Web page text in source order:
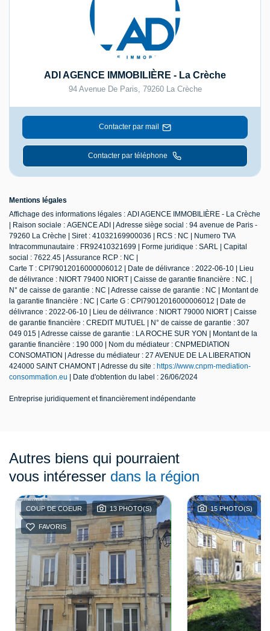
ADI AGENCE IMMOBILIÈRE - La Crèche
94 Avenue De Paris, 79260 La Crèche
Contacter par mail
Contacter par téléphone
Mentions légales
Affichage des informations légales : ADI AGENCE IMMOBILIÈRE - La Crèche
| Raison sociale : AGENCE ADI | Adresse siège social : 94 avenue de Paris -
79260 La Crèche | Siret : 41032169900036 | RCS : NC | Numero TVA
Intracommunautaire : FR92410321699 | Forme juridique : SARL | Capital
social : 7622.45 | Assurance RCP : NC |
Carte T : CPI79012016000006012 | Date de délivrance : 2022-06-10 | Lieu
de délivrance : NIORT 79400 NIORT | Caisse de garantie financière : NC. |
N° de caisse de garantie : NC | Adresse caisse de garantie : NC | Montant de
la garantie financière : NC | Carte G : CPI79012016000006012 | Date de
délivrance : 2022-06-10 | Lieu de délivrance : NIORT 79000 NIORT | Caisse
de garantie financière : CREDIT MUTUEL | N° de caisse de garantie : 307
049 015 | Adresse caisse de garantie : LA ROCHE SUR YON | Montant de la
garantie financière : 190 000 | Nom du médiateur : CNPMEDIATION
CONSOMATION | Adresse du médiateur : 27 AVENUE DE LA LIBERATION
424000 SAINT CHAMONT | Adresse du site : https://www.cnpm-mediation-
consommation.eu | Date d'obtention du label : 26/06/2024
Entreprise juridiquement et financièrement indépendante
Autres biens qui pourraient
vous intéresser dans la région
COUP DE COEUR 13 PHOTO(S)
FAVORIS
15 PHOTO(S)